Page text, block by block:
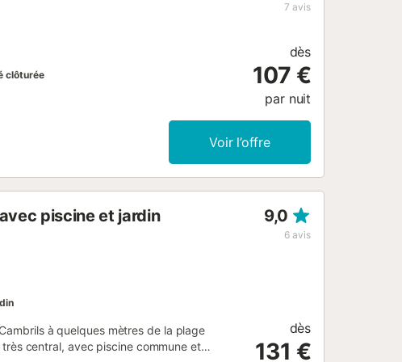
âges. Même le plus petit ont leur place
7 avis
clôturée
dès
107 €
par nuit
Voir l’offre
piscine et jardin 9,0
6 avis
à quelques mètres de la plage
central, avec piscine commune et
dès
131 €